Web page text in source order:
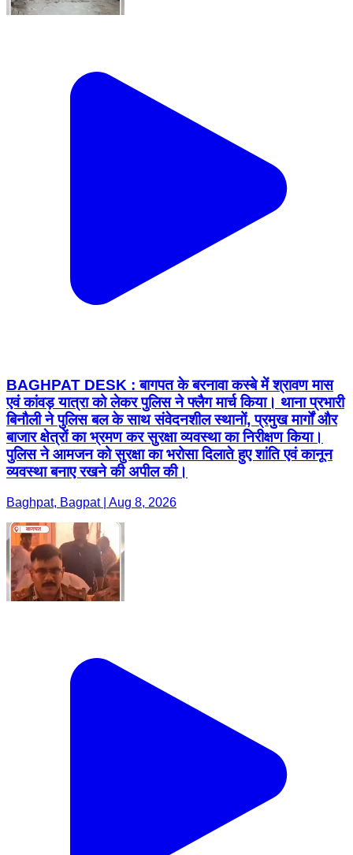
BAGHPAT DESK : बागपत के बरनावा कस्बे में श्रावण मास
एवं कांवड़ यात्रा को लेकर पुलिस ने फ्लैग मार्च किया। थाना प्रभारी
बिनौली ने पुलिस बल के साथ संवेदनशील स्थानों, प्रमुख मार्गों और
बाजार क्षेत्रों का भ्रमण कर सुरक्षा व्यवस्था का निरीक्षण किया।
पुलिस ने आमजन को सुरक्षा का भरोसा दिलाते हुए शांति एवं कानून
व्यवस्था बनाए रखने की अपील की।
Baghpat, Bagpat | Aug 8, 2026